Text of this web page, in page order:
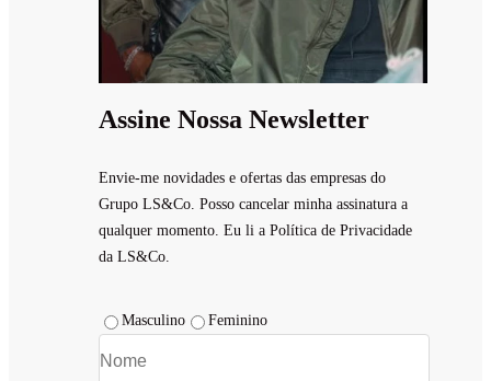
Assine Nossa Newsletter
Envie-me novidades e ofertas das empresas do
Grupo LS&Co. Posso cancelar minha assinatura a
qualquer momento. Eu li a Política de Privacidade
da LS&Co.
Masculino Feminino